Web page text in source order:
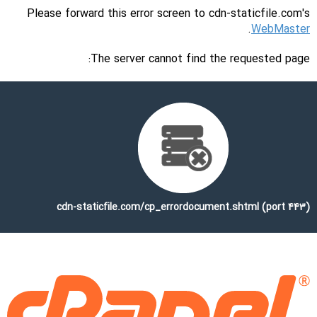
Please forward this error screen to cdn-staticfile.com's
WebMaster
.
The server cannot find the requested page:
cdn-staticfile.com/cp_errordocument.shtml (port 443)